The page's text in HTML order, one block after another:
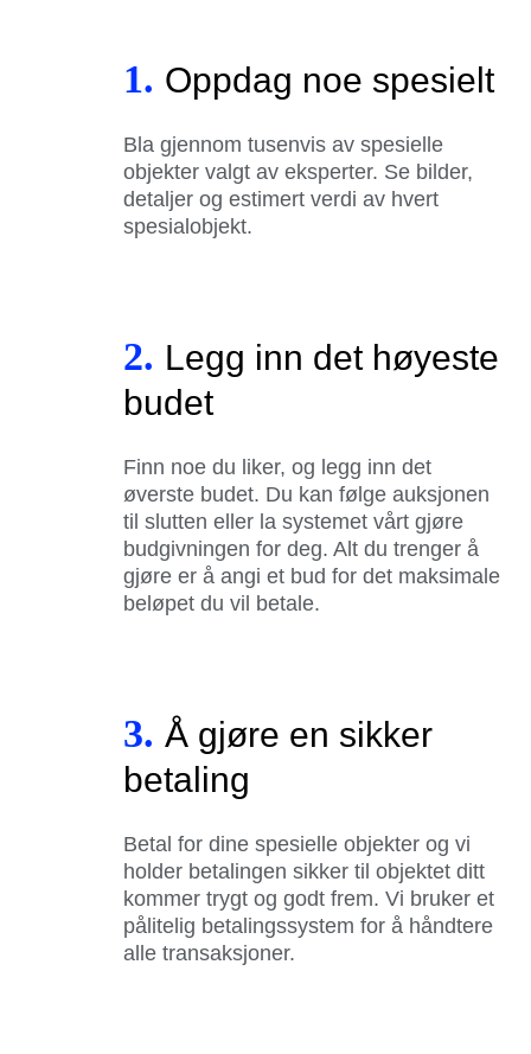
1. Oppdag noe spesielt
Bla gjennom tusenvis av spesielle
objekter valgt av eksperter. Se bilder,
detaljer og estimert verdi av hvert
spesialobjekt.
2. Legg inn det høyeste
budet
Finn noe du liker, og legg inn det
øverste budet. Du kan følge auksjonen
til slutten eller la systemet vårt gjøre
budgivningen for deg. Alt du trenger å
gjøre er å angi et bud for det maksimale
beløpet du vil betale.
3. Å gjøre en sikker
betaling
Betal for dine spesielle objekter og vi
holder betalingen sikker til objektet ditt
kommer trygt og godt frem. Vi bruker et
pålitelig betalingssystem for å håndtere
alle transaksjoner.